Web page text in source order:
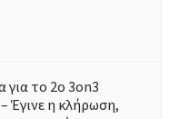
για το 2ο 3on3
Έγινε η κλήρωση,